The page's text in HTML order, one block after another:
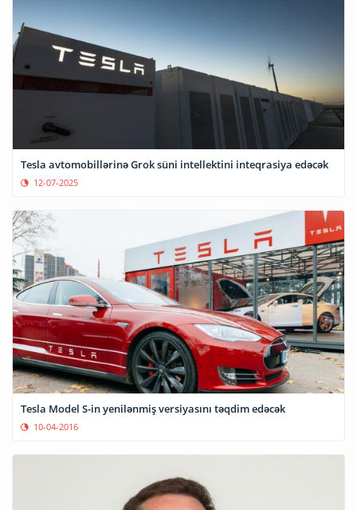
Tesla avtomobillərinə Grok süni intellektini inteqrasiya edəcək
12-07-2025
Tesla Model S-in yenilənmiş versiyasını təqdim edəcək
10-04-2016